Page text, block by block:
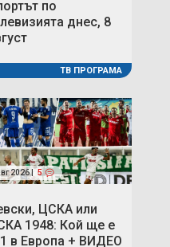
по
днес, 8
ТВ ПРОГРАМА
2026 | 5
ЦСКА или
1948: Кой ще е
в Европа + ВИДЕО